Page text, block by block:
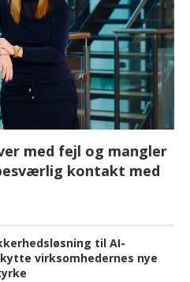
med fejl og mangler
kontakt med
til AI-
virksomhedernes nye